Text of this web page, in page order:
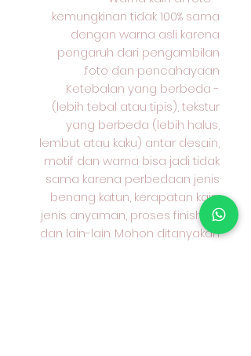
kemungkinan tidak 100% sama
dengan warna asli karena
pengaruh dari pengambilan
foto dan pencahayaan.
- Ketebalan yang berbeda
(lebih tebal atau tipis), tekstur
yang berbeda (lebih halus,
lembut atau kaku) antar desain,
motif dan warna bisa jadi tidak
sama karena perbedaan jenis
benang katun, kerapatan kain,
jenis anyaman, proses finishing
dan lain-lain. Mohon ditanyakan